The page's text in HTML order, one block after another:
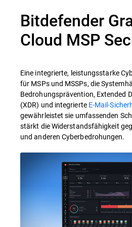
Bitdefender
Cloud MSP
Eine integrierte, leistungsstarke
für MSPs und MSSPs, die
Bedrohungsprävention, Extended
(XDR) und integrierte E-Mail-
gewährleistet sie umfassenden
stärkt die Widerstandsfähigkeit
und anderen Cyberbedrohungen.